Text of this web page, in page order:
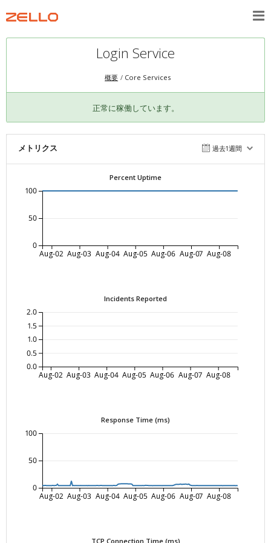
Login Service
概要 Core Services
正常に稼働しています。
メトリクス 過去1週間
Percent Uptime
Aug-02 Aug-03 Aug-04 Aug-05 Aug-06 Aug-07 Aug-08
0
50
100
Incidents Reported
Aug-02 Aug-03 Aug-04 Aug-05 Aug-06 Aug-07 Aug-08
0.0
0.5
1.0
1.5
2.0
Response Time (ms)
Aug-02 Aug-03 Aug-04 Aug-05 Aug-06 Aug-07 Aug-08
0
50
100
TCP Connection Time (ms)